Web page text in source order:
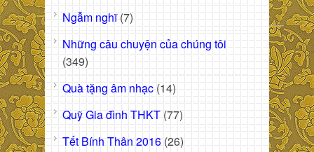
Ngẫm nghĩ(7)
Những câu chuyện của chúng tôi
(349)
Quà tặng âm nhạc (14)
Quỹ Gia đình THKT (77)
Tết Bính Thân 2016 (26)